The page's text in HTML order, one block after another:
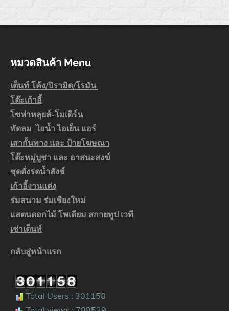
หมวดสินค้า Menu
เต็นท์ โค้ง/ปิรามิด/โรมัน
โต๊ะเก้าอี้
โซฟาหลุยส์-โมเดิร์น
พัดลม ไอน้ำ ไอเย็น แอร์
เสากั้นทาง และ ป้ายโฆษณา
โต๊ะหมู่บูชา และ อาสนะสงฆ์
ชุดตั่งรดน้ำสังข์
เก้าอี้งานแต่ง
ร่มสนาม ร่มเชียงใหม่
แสตนดอกไม้ โพเดียม สกายทูป เวที
เช่าเต็นท์
กลับสู่หน้าแรก
Total Users : 301158